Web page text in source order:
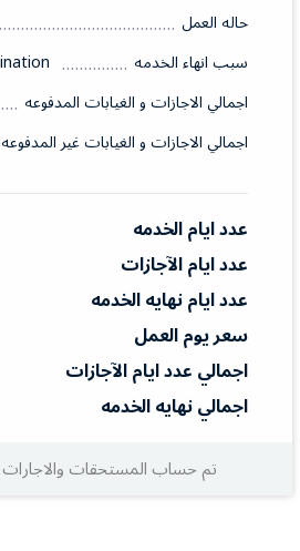
حاله العمل
سبب انهاء الخدمه
اجمالي الاجازات و الغيابات المدفوعه
اجمالي الاجازات و الغيابات غير المدفوعه
عدد ايام الخدمه
عدد ايام الآجازات
عدد ايام نهايه الخدمه
سعر يوم العمل
اجمالي عدد ايام الآجازات
اجمالي نهايه الخدمه
تم حساب المستحقات